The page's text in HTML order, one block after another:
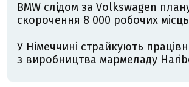
BMW слідом за Volkswagen
скорочення 8 000 робочих місць
У Німеччині страйкують
з виробництва мармеладу